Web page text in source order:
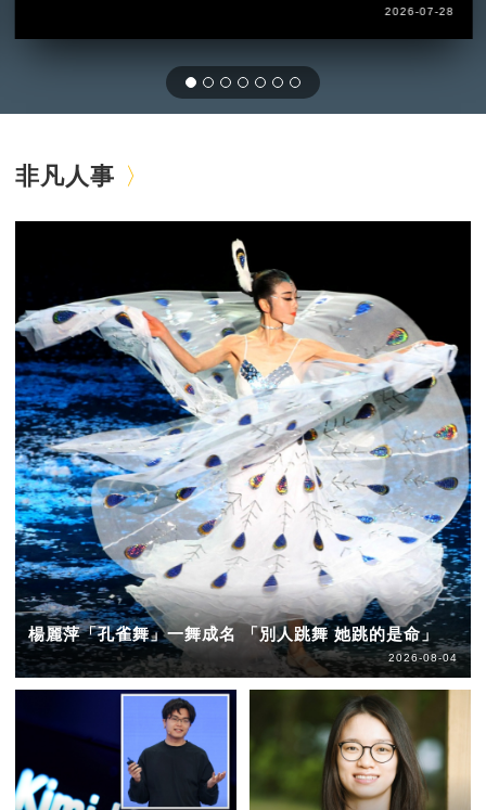
2026-07-28
非凡人事
楊麗萍「孔雀舞」一舞成名 「別人跳舞 她跳的是命」
2026-08-04